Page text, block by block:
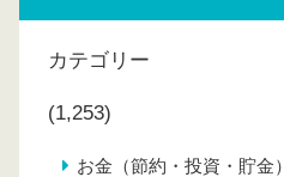
カテゴリー
(1,253)
お金（節約・投資・貯金）